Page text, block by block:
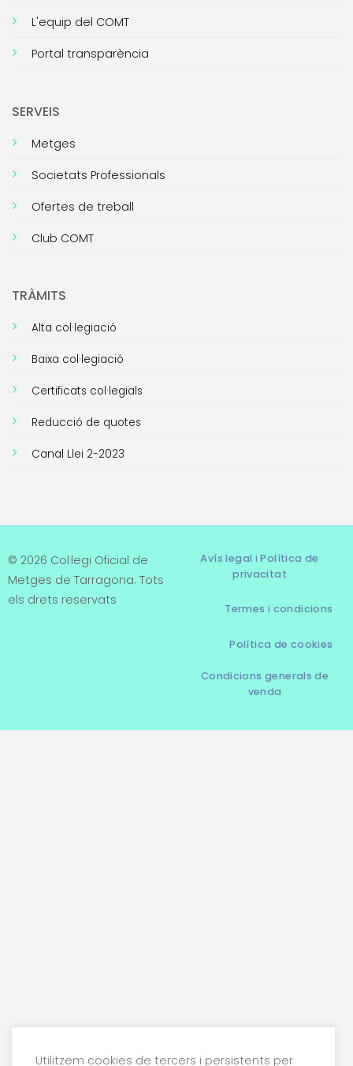
L'equip del COMT
Portal transparència
SERVEIS
Metges
Societats Professionals
Ofertes de treball
Club COMT
TRÀMITS
Alta col·legiació
Baixa col·legiació
Certificats col·legials
Reducció de quotes
Canal Llei 2-2023
© 2026 Col·legi Oficial de
Metges de Tarragona. Tots
els drets reservats
Avís legal i Política de
privacitat
Termes i condicions
Política de cookies
Condicions generals de
venda
Utilitzem cookies de tercers i persistents per